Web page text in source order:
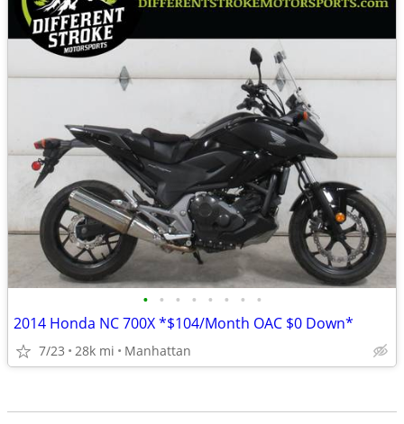
• • • • • • • •
2014 Honda NC 700X *$104/Month OAC $0 Down*
7/23 28k mi Manhattan